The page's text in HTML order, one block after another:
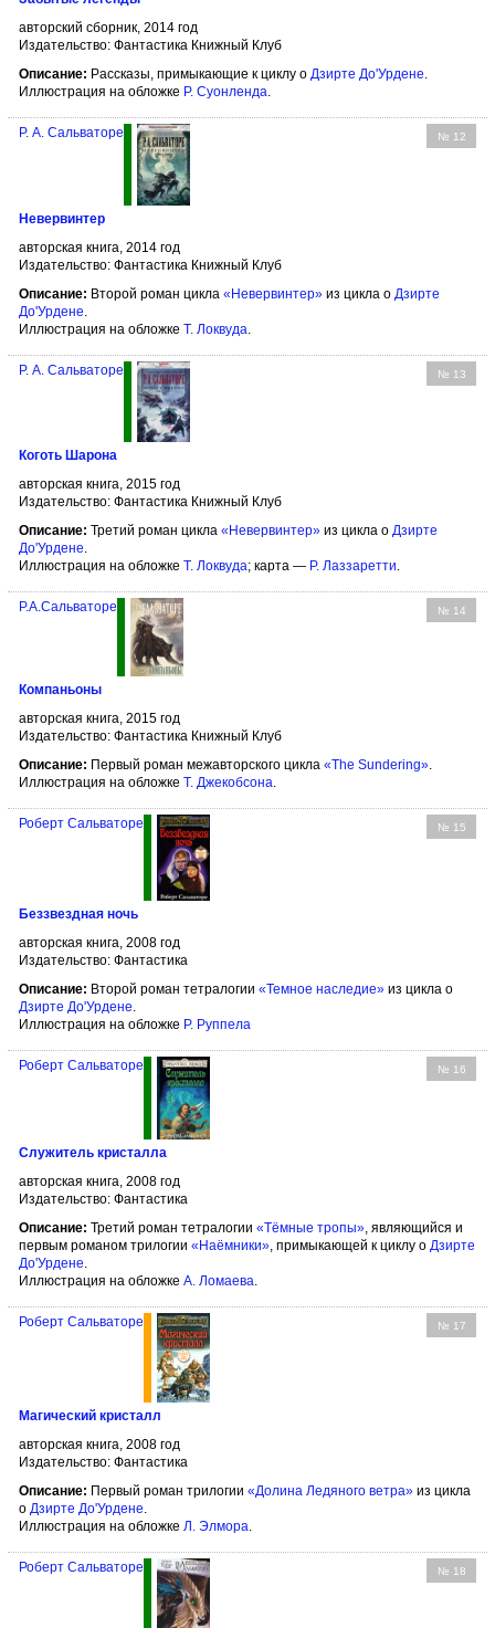
авторский сборник, 2014 год
Издательство: Фантастика Книжный Клуб
Описание: Рассказы, примыкающие к циклу о Дзирте До'Урдене
Иллюстрация на обложке Р. Суонленда
№ 12
Р. А. Сальваторе
Невервинтер
авторская книга, 2014 год
Издательство: Фантастика Книжный Клуб
Описание: Второй роман цикла «Невервинтер» из цикла о Дзирте
До'Урдене.
Иллюстрация на обложке Т. Локвуда.
№ 13
Р. А. Сальваторе
Коготь Шарона
авторская книга, 2015 год
Издательство: Фантастика Книжный Клуб
Описание: Третий роман цикла «Невервинтер» из цикла о Дзирте
До'Урдене.
Иллюстрация на обложке Т. Локвуда; карта — Р. Лаззаретти.
№ 14
Р.А.Сальваторе
Компаньоны
авторская книга, 2015 год
Издательство: Фантастика Книжный Клуб
Описание: Первый роман межавторского цикла «The Sundering».
Иллюстрация на обложке Т. Джекобсона.
№ 15
Роберт Сальваторе
Беззвездная ночь
авторская книга, 2008 год
Издательство: Фантастика
Описание: Второй роман тетралогии «Темное наследие» из цикла о
Дзирте До'Урдене
Иллюстрация на обложке Р. Руппела
№ 16
Роберт Сальваторе
Служитель кристалла
авторская книга, 2008 год
Издательство: Фантастика
Описание: Третий роман тетралогии «Тёмные тропы», являющийся и
первым романом трилогии «Наёмники», примыкающей к циклу о Дзирте
До'Урдене.
Иллюстрация на обложке А. Ломаева.
№ 17
Роберт Сальваторе
Магический кристалл
авторская книга, 2008 год
Издательство: Фантастика
Описание: Первый роман трилогии «Долина Ледяного ветра» из цикла
о Дзирте До'Урдене.
Иллюстрация на обложке Л. Элмора.
№ 18
Роберт Сальваторе